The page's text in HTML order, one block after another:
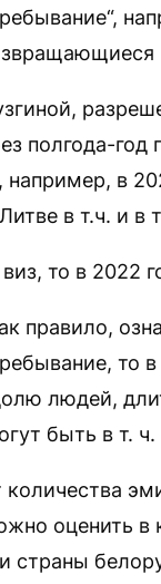
полгода-
например, в
в т.ч. и в
виз, то в 2022
правило,
то
людей,
быть в т.
оценить
страны